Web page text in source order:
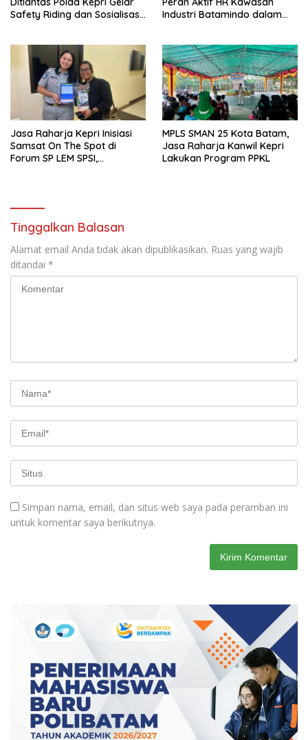
Safety Riding dan Sosialisasi
Indonesia
Industri Batamindo dalam
Jasa Raharja Kepri Inisiasi
Samsat On The Spot di
Forum SP LEM SPSI,
MPLS SMAN 25 Kota Batam,
Jasa Raharja Kanwil Kepri
Lakukan Program PPKL
Tinggalkan Balasan
Alamat email Anda tidak akan dipublikasikan. Ruas yang wajib
ditandai *
Simpan nama, email, dan situs web saya pada peramban ini
untuk komentar saya berikutnya.